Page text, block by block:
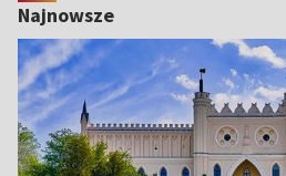
Najnowsze